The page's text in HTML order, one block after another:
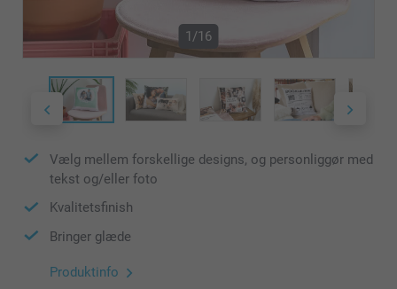
1/16
Vælg mellem forskellige designs, og personliggør med
tekst og/eller foto
Kvalitetsfinish
Bringer glæde
Produktinfo